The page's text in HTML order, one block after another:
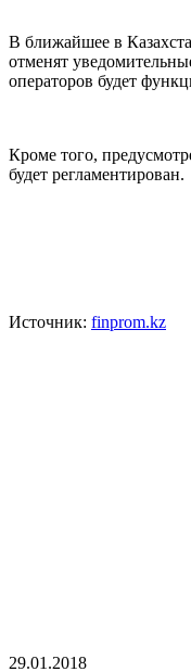
В ближайшее в
отменят
операторов будет
Кроме того,
будет регламентирован.
Источник: finprom.kz
29.01.2018